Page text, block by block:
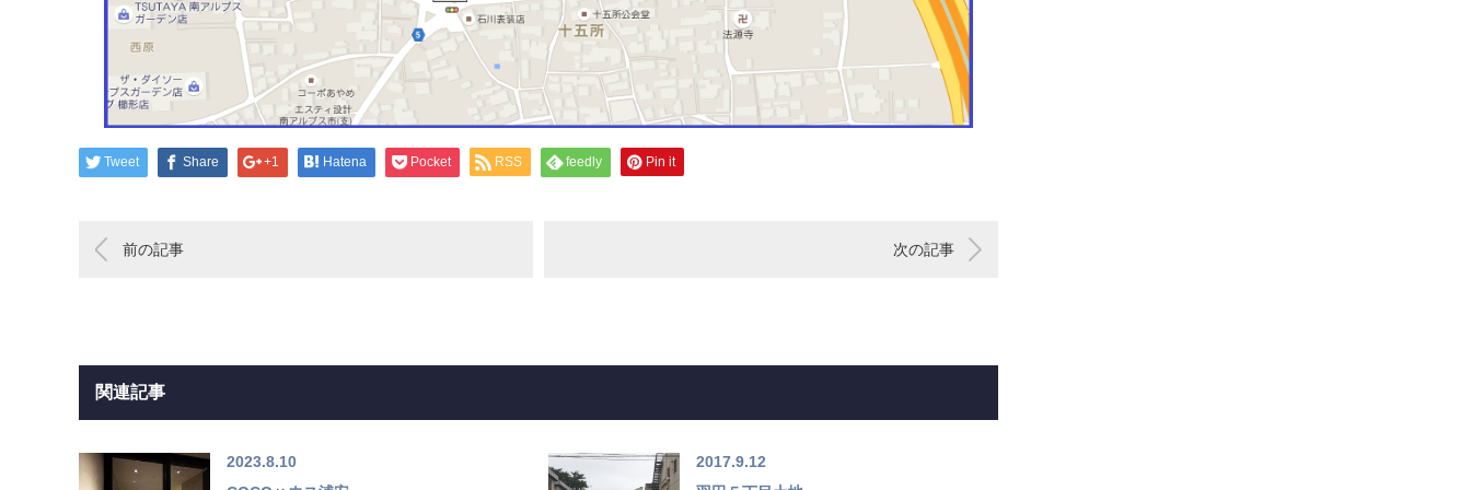
Tweet Share +1 Hatena Pocket RSS feedly Pin it
前の記事 次の記事
関連記事
2023.8.10
2017.9.12